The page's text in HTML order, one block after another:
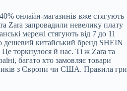
онлайн-магазинів вже стягують
Zara запровадили невелику плату
мережі стягують від 7 до 11
дешевий китайський бренд SHEIN
торкнулося й нас. Ті ж Zara та
багато хто замовляє товари
з Європи чи США. Правила гри